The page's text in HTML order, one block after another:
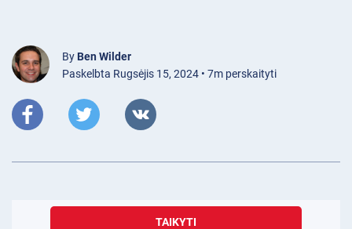
By Ben Wilder
Paskelbta Rugsėjis 15, 2024 • 7m perskaityti
TAIKYTI